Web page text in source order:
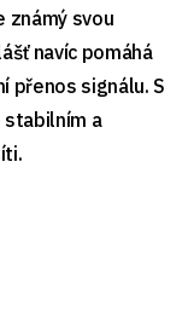
známý svou
navíc pomáhá
přenos signálu. S
a